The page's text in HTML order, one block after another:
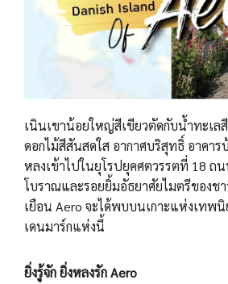
เนินเขาน้อยใหญ่สีเขียวตัดกับน้ำทะเล
ดอกไม้สีสันสดใส อากาศบริสุทธิ์ อาคาร
หลงเข้าไปในยุโรปยุคศตวรรตที่ 18 ถ
โบราณและรอยยิ้มอัธยาศัยไมตรีของชา
เยือน Aero จะได้พบบนเกาะแห่งเทพ
เดนมาร์กแห่งนี้
ยิ่งรู้จัก ยิ่งหลงรักAero